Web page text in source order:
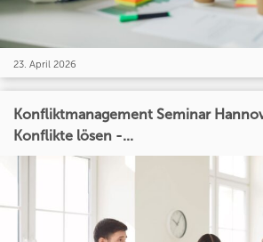
23. April 2026
Konfliktmanagement Seminar
Konflikte lösen -...